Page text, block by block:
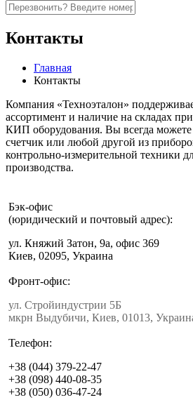
Контакты
Главная
Контакты
Компания «Техноэталон»
ассортимент и наличие на складах
КИП оборудования. Вы всегда можете
счетчик или любой другой из
контрольно-измерительной техники
производства.
Бэк-офис
(юридический и почтовый адрес):
ул. Княжий Затон, 9а, офис 369
Киев, 02095, Украина
Фронт-офис:
ул. Стройиндустрии 5Б
мкрн Выдубичи, Киев, 01013,
Телефон:
+38 (044) 379-22-47
+38 (098) 440-08-35
+38 (050) 036-47-24